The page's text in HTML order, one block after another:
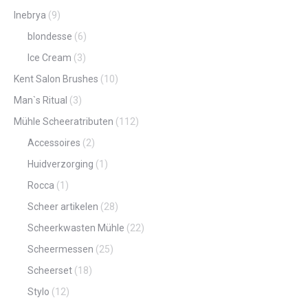
Inebrya (9)
blondesse (6)
Ice Cream (3)
Kent Salon Brushes (10)
Man`s Ritual (3)
Mühle Scheeratributen (112)
Accessoires (2)
Huidverzorging (1)
Rocca (1)
Scheer artikelen (28)
Scheerkwasten Mühle (22)
Scheermessen (25)
Scheerset (18)
Stylo (12)